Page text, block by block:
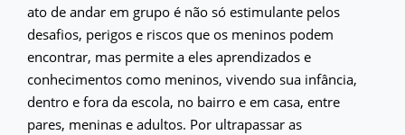
ato de andar em grupo é não só estimulante pelos
desafios, perigos e riscos que os meninos podem
encontrar, mas permite a eles aprendizados e
conhecimentos como meninos, vivendo sua infância,
dentro e fora da escola, no bairro e em casa, entre
pares, meninas e adultos. Por ultrapassar as